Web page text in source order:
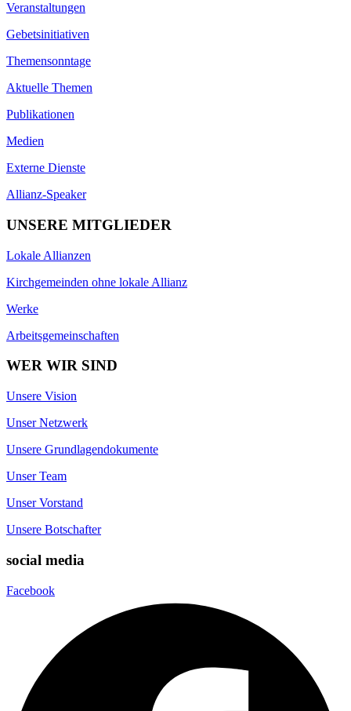
Veranstaltungen
Gebetsinitiativen
Themensonntage
Aktuelle Themen
Publikationen
Medien
Externe Dienste
Allianz-Speaker
UNSERE MITGLIEDER
Lokale Allianzen
Kirchgemeinden ohne lokale Allianz
Werke
Arbeitsgemeinschaften
WER WIR SIND
Unsere Vision
Unser Netzwerk
Unsere Grundlagendokumente
Unser Team
Unser Vorstand
Unsere Botschafter
social media
Facebook